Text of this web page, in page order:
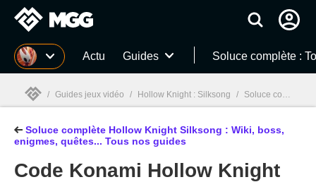
MGG Actu Guides Soluce complète :
MGG
/ Guides jeux vidéo / Hollow Knight : Silksong / Soluce complète Hollow Knight Silksong : Wiki, boss, enigmes, quêtes... Tous nos guides
Soluce complète Hollow Knight Silksong : Wiki, boss,
enigmes, quêtes... Tous nos guides
Code Konami Hollow Knight